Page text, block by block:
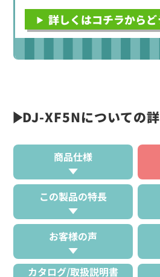
詳しくはコチラからど
DJ-XF5Nについての
商品仕様
この製品の特長
お客様の声
カタログ/取扱説明書